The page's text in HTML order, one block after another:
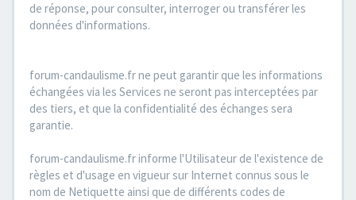
de réponse, pour consulter, interroger ou transférer les
données d'informations.
forum-candaulisme.fr ne peut garantir que les informations
échangées via les Services ne seront pas interceptées par
des tiers, et que la confidentialité des échanges sera
garantie.
forum-candaulisme.fr informe l'Utilisateur de l'existence de
règles et d'usage en vigueur sur Internet connus sous le
nom de Netiquette ainsi que de différents codes de